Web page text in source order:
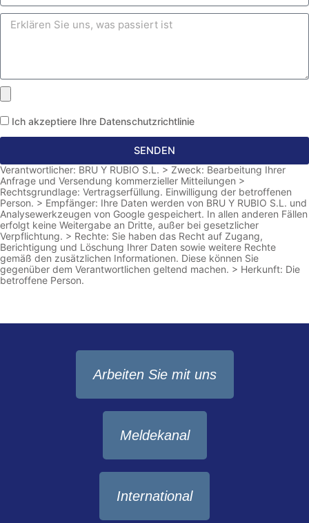
Ich akzeptiere Ihre Datenschutzrichtlinie
SENDEN
Verantwortlicher: BRU Y RUBIO S.L. > Zweck: Bearbeitung Ihrer
Anfrage und Versendung kommerzieller Mitteilungen >
Rechtsgrundlage: Vertragserfüllung. Einwilligung der betroffenen
Person. > Empfänger: Ihre Daten werden von BRU Y RUBIO S.L. und
Analysewerkzeugen von Google gespeichert. In allen anderen Fällen
erfolgt keine Weitergabe an Dritte, außer bei gesetzlicher
Verpflichtung. > Rechte: Sie haben das Recht auf Zugang,
Berichtigung und Löschung Ihrer Daten sowie weitere Rechte
gemäß den zusätzlichen Informationen. Diese können Sie
gegenüber dem Verantwortlichen geltend machen. > Herkunft: Die
betroffene Person.
Arbeiten Sie mit uns
Meldekanal
International